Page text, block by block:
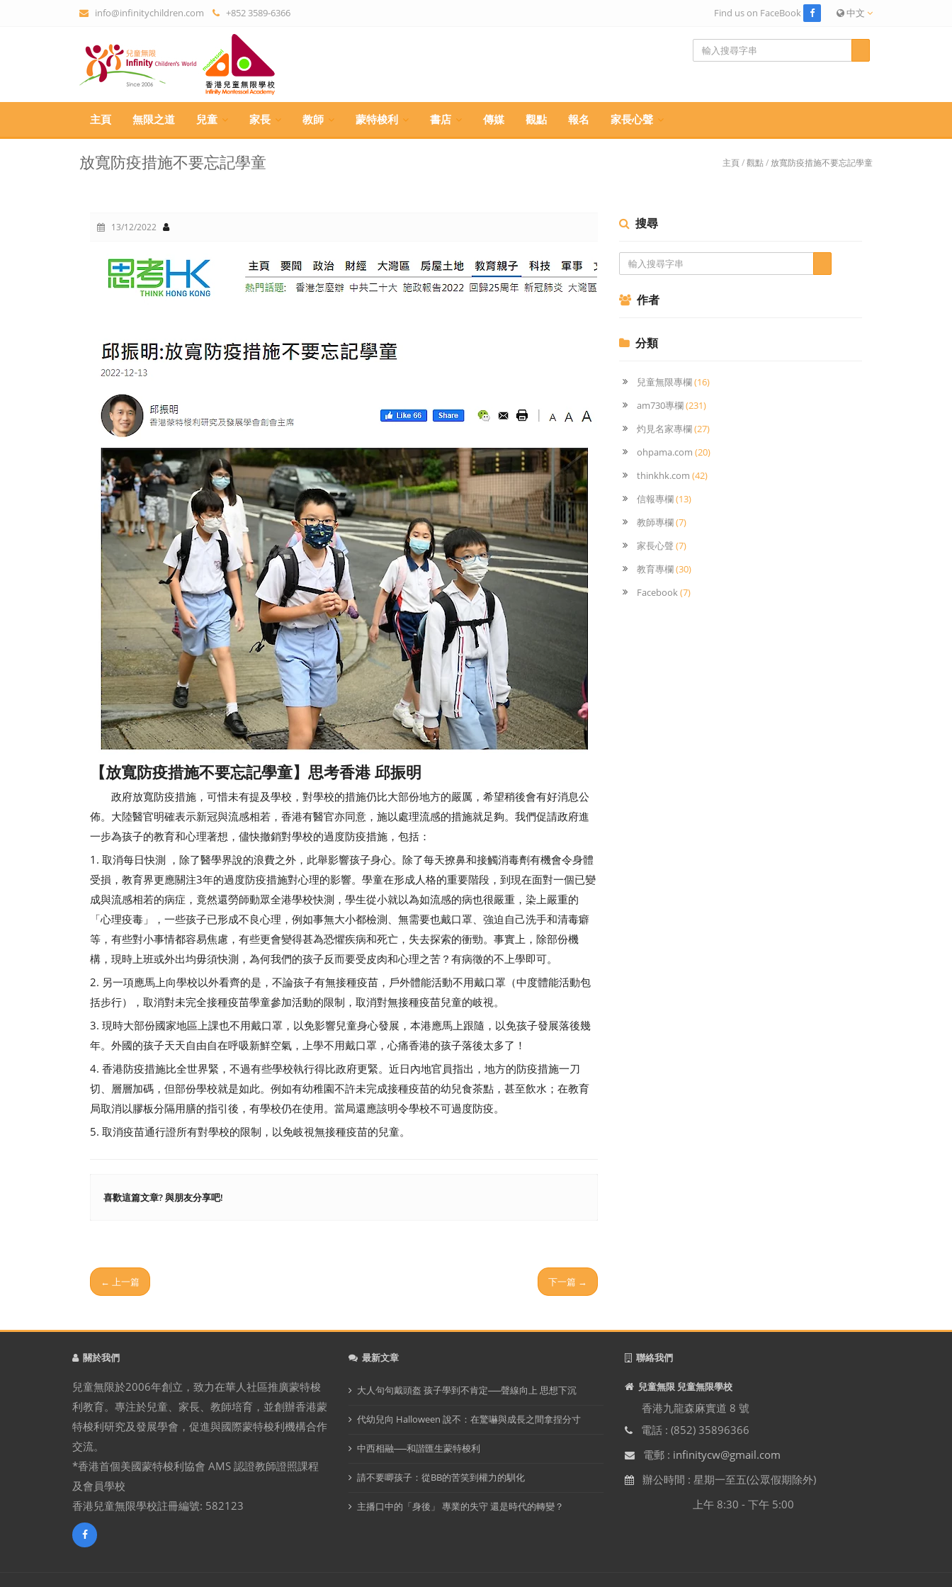
info@infinitychildren.com +852 3589-6366 中文
Find us on FaceBook
主頁 無限之道 兒童 家長 教師 蒙特梭利 書店 傳媒 觀點 報名 家長心聲
放寬防疫措施不要忘記學童 主頁/觀點/ 放寬防疫措施不要忘記學童
13/12/2022
【放寬防疫措施不要忘記學童】思考香港 邱振明
政府放寬防疫措施，可惜未有提及學校，對學校的措施仍比大部份地方的嚴厲，希望稍後會有好消息公
佈。大陸醫官明確表示新冠與流感相若，香港有醫官亦同意，施以處理流感的措施就足夠。我們促請政府進
一步為孩子的教育和心理著想，儘快撤銷對學校的過度防疫措施，包括：
1. 取消每日快測 ，除了醫學界說的浪費之外，此舉影響孩子身心。除了每天撩鼻和接觸消毒劑有機會令身體
受損，教育界更應關注3年的過度防疫措施對心理的影響。學童在形成人格的重要階段，到現在面對一個已變
成與流感相若的病症，竟然還勞師動眾全港學校快測，學生從小就以為如流感的病也很嚴重，染上嚴重的
「心理疫毒」，一些孩子已形成不良心理，例如事無大小都檢測、無需要也戴口罩、強迫自己洗手和清毒癖
等，有些對小事情都容易焦慮，有些更會變得甚為恐懼疾病和死亡，失去探索的衝勁。事實上，除部份機
構，現時上班或外出均毋須快測，為何我們的孩子反而要受皮肉和心理之苦？有病徵的不上學即可。
2. 另一項應馬上向學校以外看齊的是，不論孩子有無接種疫苗，戶外體能活動不用戴口罩（中度體能活動包
括步行），取消對未完全接種疫苗學童參加活動的限制，取消對無接種疫苗兒童的岐視。
3. 現時大部份國家地區上課也不用戴口罩，以免影響兒童身心發展，本港應馬上跟隨，以免孩子發展落後幾
年。外國的孩子天天自由自在呼吸新鮮空氣，上學不用戴口罩，心痛香港的孩子落後太多了！
4. 香港防疫措施比全世界緊，不過有些學校執行得比政府更緊。近日內地官員指出，地方的防疫措施一刀
切、層層加碼，但部份學校就是如此。例如有幼稚園不許未完成接種疫苗的幼兒食茶點，甚至飲水；在教育
局取消以膠板分隔用膳的指引後，有學校仍在使用。當局還應該明令學校不可過度防疫。
5. 取消疫苗通行證所有對學校的限制，以免岐視無接種疫苗的兒童。
喜歡這篇文章? 與朋友分享吧!
← 上一篇 下一篇 →
搜尋
作者
分類
兒童無限專欄(16)
am730專欄(231)
灼見名家專欄(27)
ohpama.com (20)
thinkhk.com (42)
信報專欄(13)
教師專欄(7)
家長心聲 (7)
教育專欄(30)
Facebook(7)
關於我們
兒童無限於2006年創立，致力在華人社區推廣蒙特梭
利教育。專注於兒童、家長、教師培育，並創辦香港蒙
特梭利研究及發展學會，促進與國際蒙特梭利機構合作
交流。
*香港首個美國蒙特梭利協會 AMS 認證教師證照課程
及會員學校
香港兒童無限學校註冊編號: 582123
最新文章
大人句句戴頭盔 孩子學到不肯定──聲線向上 思想下沉
代幼兒向 Halloween 說不：在驚嚇與成長之間拿捏分寸
中西相融──和諧匯生蒙特梭利
請不要唧孩子：從BB的苦笑到權力的馴化
主播口中的「身後」 專業的失守 還是時代的轉變？
聯絡我們
兒童無限 兒童無限學校
香港九龍森麻實道 8 號
電話 : (852) 35896366
電郵 : infinitycw@gmail.com
辦公時間 : 星期一至五(公眾假期除外)
上午 8:30 - 下午 5:00